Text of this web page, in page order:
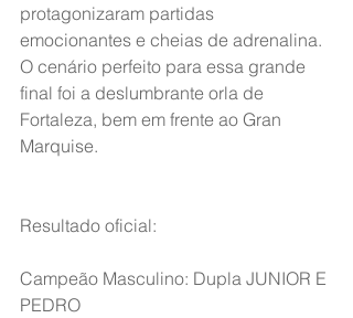
protagonizaram partidas
emocionantes e cheias de adrenalina.
O cenário perfeito para essa grande
final foi a deslumbrante orla de
Fortaleza, bem em frente ao Gran
Marquise.
Resultado oficial:
Campeão Masculino: Dupla JUNIOR E
PEDRO